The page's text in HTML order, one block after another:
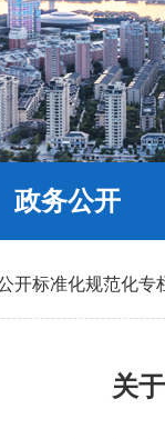
政务公开
开标准化规范化专
关